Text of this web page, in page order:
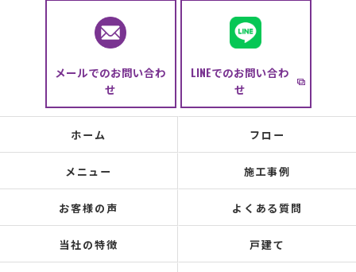
メールでのお問い合わ
せ
LINEでのお問い合わ
せ
ホーム フロー
メニュー 施工事例
お客様の声 よくある質問
当社の特徴 戸建て